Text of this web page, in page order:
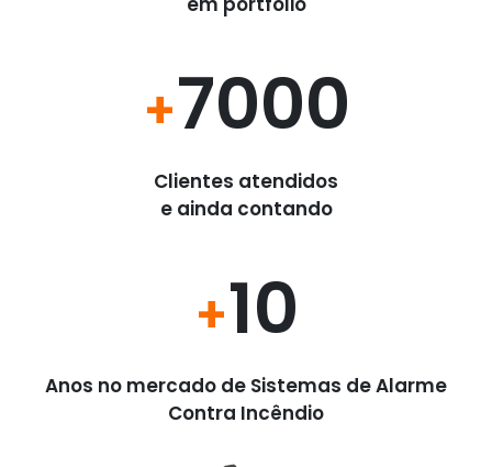
+7000
Clientes atendidos
e ainda contando
+10
Anos no mercado de Sistemas de Alarme
Contra Incêndio